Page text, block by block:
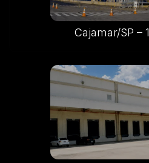
Cajamar/SP –